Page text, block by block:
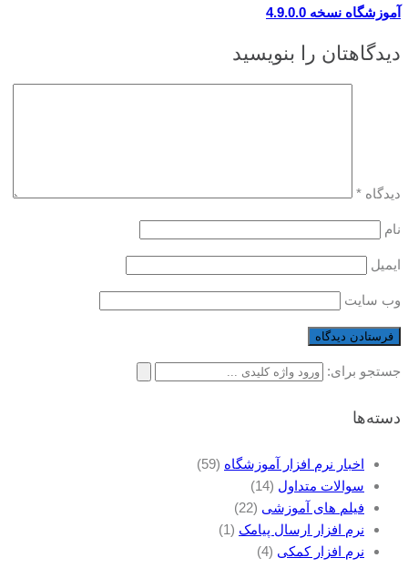
آموزشگاه نسخه 4.9.0.0
دیدگاهتان را بنویسید
دیدگاه *
نام
ایمیل
وب‌ سایت
جستجو برای:
دسته‌ها
اخبار نرم افزار آموزشگاه (59)
سوالات متداول (14)
فیلم های آموزشی (22)
نرم افزار ارسال پیامک (1)
نرم افزار کمکی (4)